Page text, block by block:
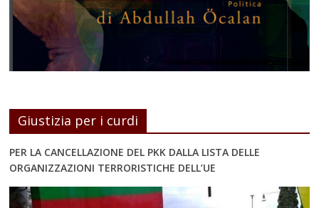
Giustizia per i curdi
PER LA CANCELLAZIONE DEL PKK DALLA LISTA DELLE
ORGANIZZAZIONI TERRORISTICHE DELL’UE